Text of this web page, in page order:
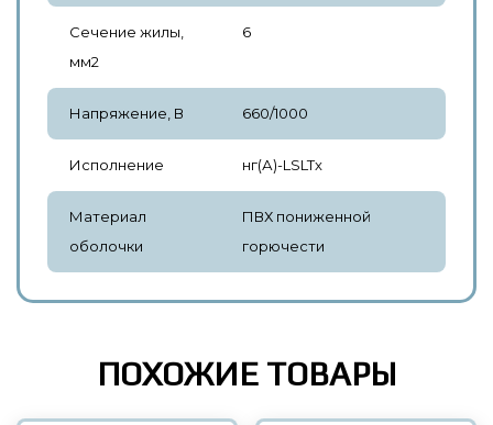
Сечение жилы,
мм2
6
Напряжение, В 660/1000
Исполнение нг(А)-LSLTx
Материал
оболочки
ПВХ пониженной
горючести
ПОХОЖИЕ ТОВАРЫ